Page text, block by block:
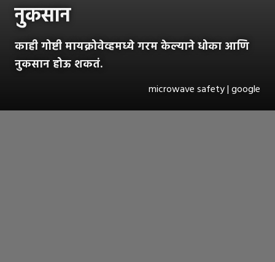
नुकसान
काही गोष्टी मायक्रोवेव्हमध्ये गरम केल्याने धोका आणि
नुकसान होऊ शकतं.
microwave safety | google